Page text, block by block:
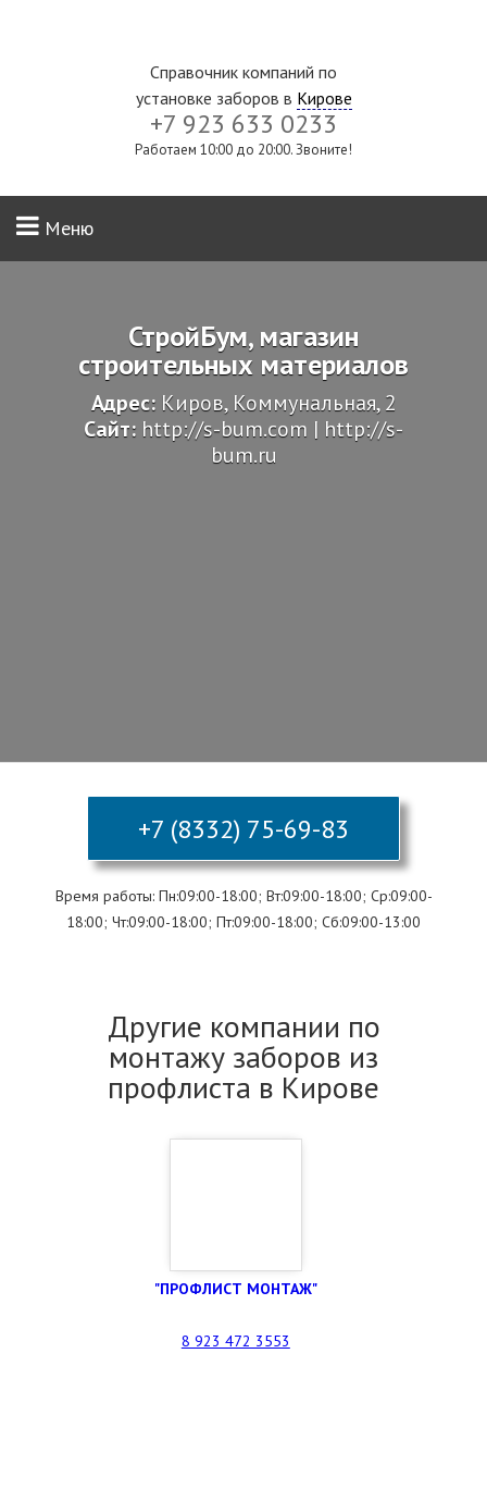
Справочник компаний по
установке заборов в Кирове
+7 923 633 0233
Работаем 10:00 до 20:00. Звоните!
Меню
СтройБум, магазин
строительных материалов
Адрес: Киров, Коммунальная, 2
Сайт: http://s-bum.com | http://s-
bum.ru
+7 (8332) 75-69-83
Время работы: Пн:09:00-18:00; Вт:09:00-18:00; Ср:09:00-
18:00; Чт:09:00-18:00; Пт:09:00-18:00; Сб:09:00-13:00
Другие компании по
монтажу заборов из
профлиста в Кирове
"ПРОФЛИСТ МОНТАЖ"
8 923 472 3553